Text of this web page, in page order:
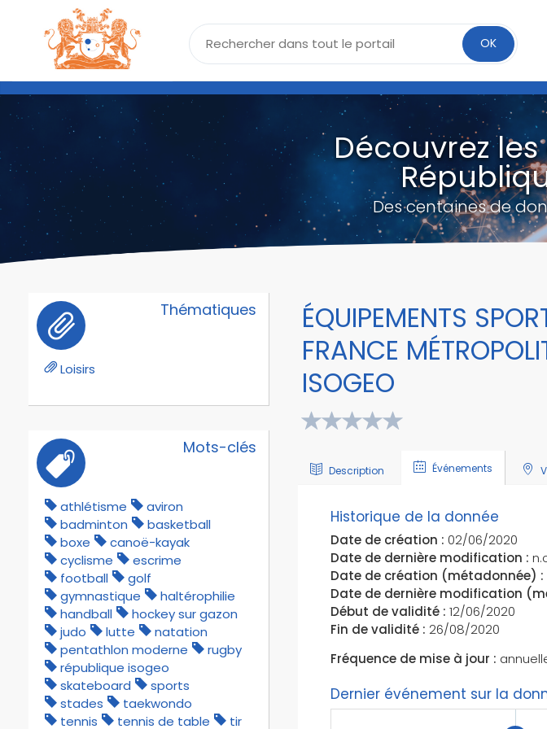
OK
Découvrez
Des centaines de
Thématiques
Loisirs
Mots-clés
athlétisme
aviron
badminton
basketball
boxe
canoë-kayak
cyclisme
escrime
football
golf
gymnastique
haltérophilie
handball
hockey sur gazon
judo
lutte
natation
pentathlon moderne
rugby
république isogeo
skateboard
sports
stades
taekwondo
tennis
tennis de table
tir
ÉQUIPEMENTS
FRANCE
ISOGEO
Description Événements
Historique de la donnée
Date de création : 02/06/2020
Date de dernière modification :
Date de création (métadonnée) :
Date de dernière modification
Début de validité : 12/06/2020
Fin de validité : 26/08/2020
Fréquence de mise à jour :
Dernier événement sur la